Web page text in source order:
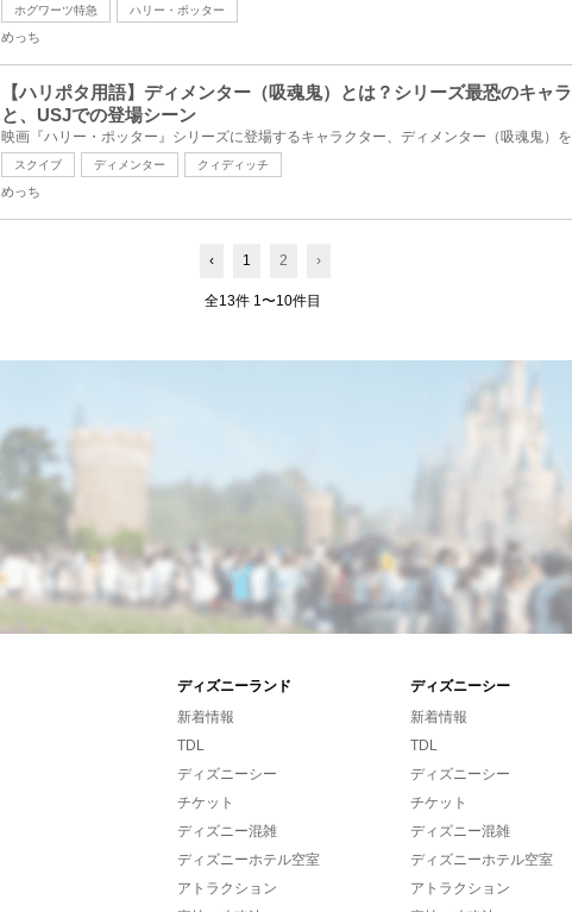
ホグワーツ特急 ハリー・ポッター
めっち
【ハリポタ用語】ディメンター（吸魂鬼）とは？シリーズ最恐のキャ
と、USJでの登場シーン
スクイブ ディメンター クィディッチ
めっち
‹ 1 2 ›
全13件 1〜10件目
ディズニーランド ディズニーシー
新着情報
TDL
ディズニーシー
チケット
ディズニー混雑
ディズニーホテル空室
アトラクション
新着情報
TDL
ディズニーシー
チケット
ディズニー混雑
ディズニーホテル空室
アトラクション